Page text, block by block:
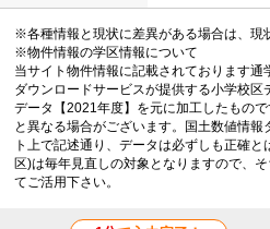
※各種情報と現状に差異がある場合は、現
※物件情報の学区情報について
当サイト物件情報に記載されております
ダウンロードサービスが提供する小学校
データ【2021年度】を元に加工したもの
と異なる場合がございます。国土数値情報
ト上で記述通り、データは必ずしも正確
区)は毎年見直しの対象となりますので、
てご活用下さい。